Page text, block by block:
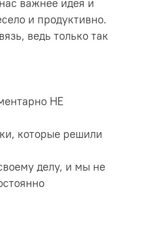
важнее идея и
и продуктивно.
ведь только так
НЕ
которые решили
делу, и мы не